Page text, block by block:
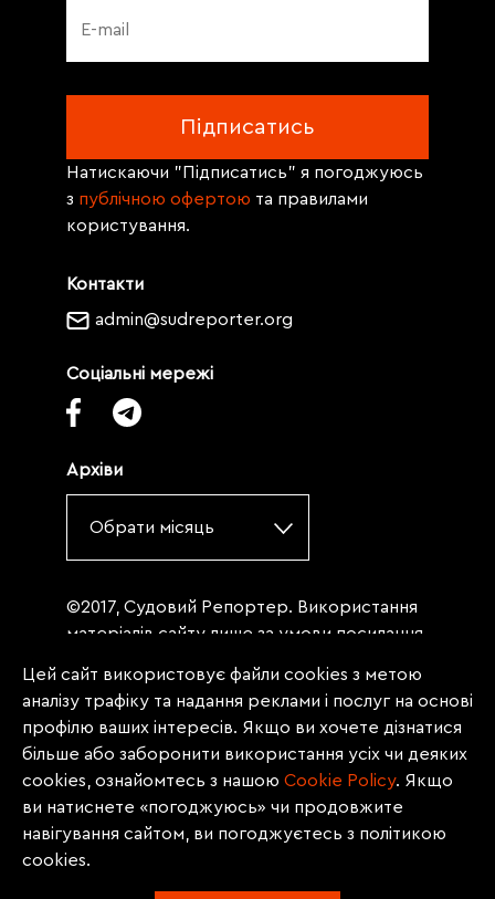
Контакти
admin@sudreporter.org
Соціальні мережі
Архіви
Обрати місяць
Натискаючи "Підписатись" я погоджуюсь
з публічною офертою та правилами
користування.
©2017, Судовий Репортер. Використання
матеріалів сайту лише за умови посилання
«Судовий репортер» не нижче третього
абзацу. Матеріали, щодо яких міститься
заборона на повну републікацію
(передрук, копіювання, відтворення або
інше використання), заборонено
передруковувати без згоди редакції.
Матеріали з позначкою PROMOTED, ЗА
Цей сайт використовує файли cookies з метою
аналізу трафіку та надання реклами і послуг на основі
профілю ваших інтересів. Якщо ви хочете дізнатися
більше або заборонити використання усіх чи деяких
cookies, ознайомтесь з нашою Сookie Policy. Якщо
ви натиснете «погоджуюсь» чи продовжите
навігування сайтом, ви погоджуєтесь з політикою
cookies.